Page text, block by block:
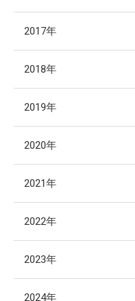
2017年
2018年
2019年
2020年
2021年
2022年
2023年
2024年